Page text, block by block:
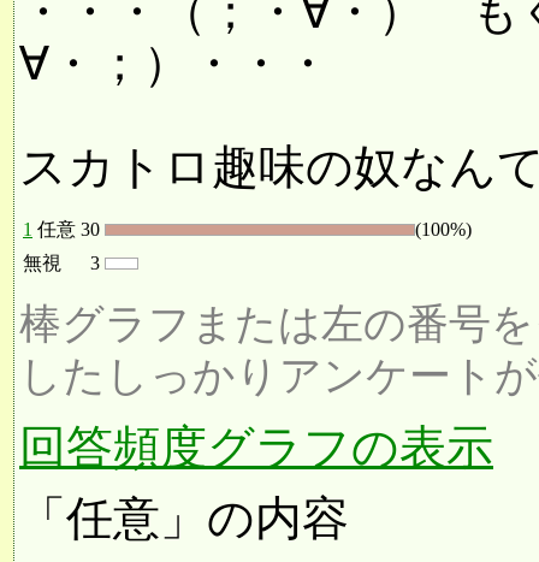
・・・（；・∀・） も
∀・；）・・・
スカトロ趣味の奴なん
1 任意 30
(100%)
無視
3
棒グラフまたは左の番号
したしっかりアンケート
回答頻度グラフの表示
「任意」の内容